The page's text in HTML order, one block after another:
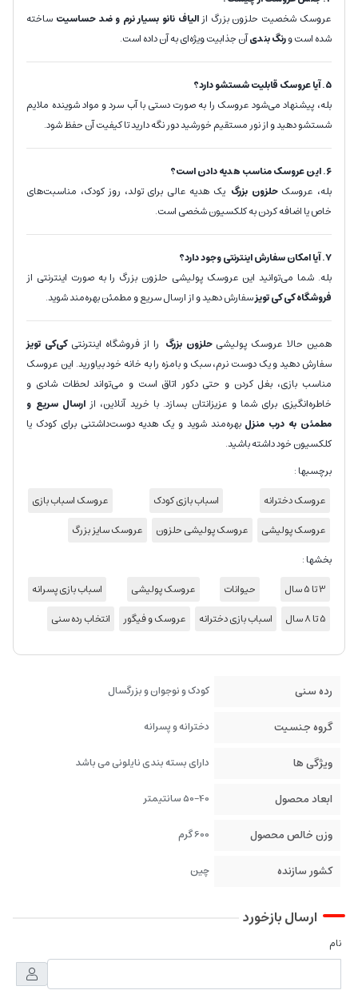
عروسک شخصیت حلزون بزرگ ازالیاف نانو بسیار نرم و ضد حساسیت ساخته
شده است ورنگ بندیآن جذابیت ویژه‌ای به آن داده است.
۵. آیا عروسک قابلیت شستشو دارد؟
بله، پیشنهاد می‌شود عروسک را به صورت دستی با آب سرد و مواد شوینده ملایم
شستشو دهید و از نور مستقیم خورشید دور نگه دارید تا کیفیت آن حفظ شود.
۶. این عروسک مناسب هدیه دادن است؟
بله، عروسکحلزون بزرگیک هدیه عالی برای تولد، روز کودک، مناسبت‌های
خاص یا اضافه کردن به کلکسیون شخصی است.
7. آیا امکان سفارش اینترنتی وجود دارد؟
بله. شما می‌توانید این عروسک پولیشی حلزون بزرگ را به صورت اینترنتی از
فروشگاه کی کی تویزسفارش دهید و از ارسال سریع و مطمئن بهره‌مند شوید.
همین حالا عروسک پولیشیحلزونبزرگ را از فروشگاه اینترنتیکی‌کی تویز
سفارش دهید و یک دوست نرم، سبک و بامزه را به خانه خود بیاورید. این عروسک
مناسب بازی، بغل کردن و حتی دکور اتاق است و می‌تواند لحظات شادی و
خاطره‌انگیزی برای شما و عزیزانتان بسازد. با خرید آنلاین، ازارسال سریع و
مطمئن به درب منزل بهره‌مند شوید و یک هدیه دوست‌داشتنی برای کودک یا
کلکسیون خود داشته باشید.
برچسبها :
عروسک دخترانه
اسباب بازی کودک
عروسک اسباب بازی
عروسک پولیشی
عروسک پولیشی حلزون
عروسک سایز بزرگ
بخشها :
3 تا 5 سال
حیوانات عروسک پولیشی
اسباب بازی پسرانه
5 تا 8 سال
اسباب بازی دخترانه عروسک و فیگور انتخاب رده سنی
رده سنی کودک و نوجوان و بزرگسال
گروه جنسیت دخترانه و پسرانه
ویژگی ها دارای بسته بندی نایلونی می باشد
ابعاد محصول 50-40 سانتیمتر
وزن خالص محصول 600 گرم
کشور سازنده چین
ارسال بازخورد
نام